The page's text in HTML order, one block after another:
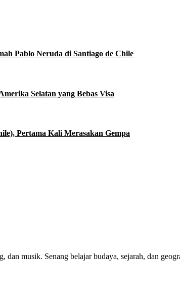
Pablo Neruda di Santiago de Chile
Selatan yang Bebas Visa
Pertama Kali Merasakan Gempa
dan musik. Senang belajar budaya, sejarah, dan